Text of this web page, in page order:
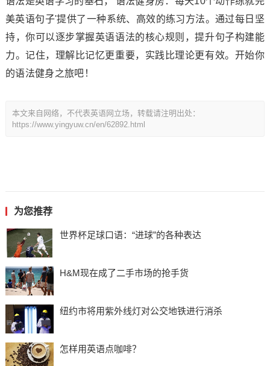
美英语句子'提供了一种系统、高效的练习方法。通过每日坚
持，你可以逐步掌握英语语法的核心规则，提升句子构建能
力。记住，理解比记忆更重要，实践比理论更有效。开始你
的语法健身之旅吧！
本文来自网络，不代表英语网立场，转载请注明出处：
https://www.yingyuw.cn/en/62892.html
为您推荐
世界杯足球口语：“进球”的各种表达
H&M现在成了二手市场的抢手货
纽约市将用紫外线灯对公交地铁进行消杀
怎样用英语点咖啡？